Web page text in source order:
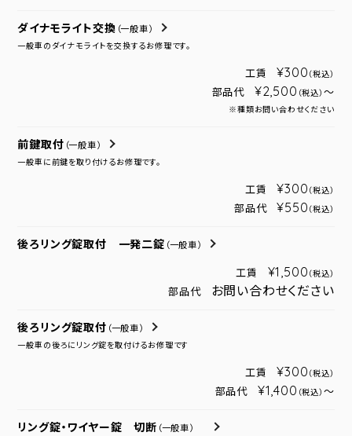
ダイナモライト交換 （一般車）
一般車のダイナモライトを交換するお修理です。
工賃 ¥300 （税込）
部品代 ¥2,500 （税込） ～
※種類お問い合わせください
前鍵取付 （一般車）
一般車に前鍵を取り付けるお修理です。
工賃 ¥300 （税込）
部品代 ¥550 （税込）
後ろリング錠取付 一発二錠 （一般車）
工賃 ¥1,500 （税込）
部品代 お問い合わせください
後ろリング錠取付 （一般車）
一般車の後ろにリング錠を取付けるお修理です
工賃 ¥300 （税込）
部品代 ¥1,400 （税込） ～
リング錠・ワイヤー錠 切断 （一般車）